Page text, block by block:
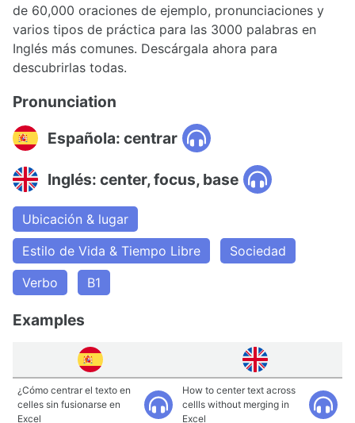
de 60,000 oraciones de ejemplo, pronunciaciones y
varios tipos de práctica para las 3000 palabras en
Inglés más comunes. Descárgala ahora para
descubrirlas todas.
Pronunciation
Española: centrar
Inglés: center, focus, base
Ubicación & lugar
Estilo de Vida & Tiempo Libre
Sociedad
Verbo
B1
Examples
¿Cómo centrar el texto en
celles sin fusionarse en
Excel
How to center text across
cellls without merging in
Excel